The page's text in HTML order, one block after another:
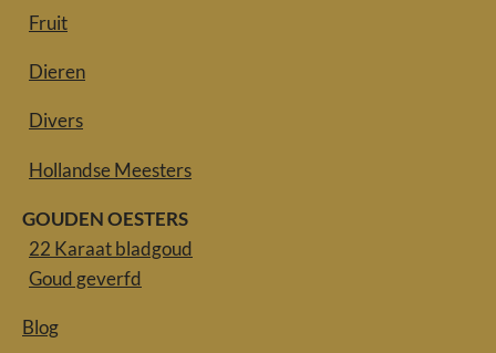
Fruit
Dieren
Divers
Hollandse Meesters
GOUDEN OESTERS
22 Karaat bladgoud
Goud geverfd
Blog